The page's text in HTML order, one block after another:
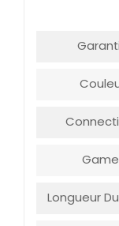
Longueur